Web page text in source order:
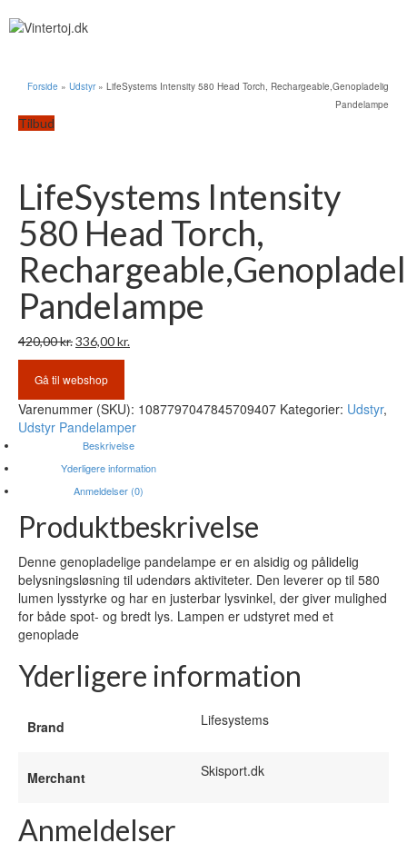
Forside » Udstyr » LifeSystems Intensity 580 Head Torch, Rechargeable,Genopladelig
Pandelampe
Tilbud
LifeSystems Intensity
580 Head Torch,
Pandelampe
420,00kr.Den
oprindelige
pris
420,00 kr..
336,00kr.
336,00 kr..
Gå til webshop
Varenummer (SKU): 1087797047845709407 Kategorier: Udstyr,
Udstyr Pandelamper
Beskrivelse
Yderligere information
Anmeldelser (0)
Produktbeskrivelse
Denne genopladelige pandelampe er en alsidig og pålidelig
belysningsløsning til udendørs aktiviteter. Den leverer op til 580
lumen lysstyrke og har en justerbar lysvinkel, der giver mulighed
for både spot- og bredt lys. Lampen er udstyret med et
genoplade
Yderligere information
Brand Lifesystems
Merchant Skisport.dk
Anmeldelser